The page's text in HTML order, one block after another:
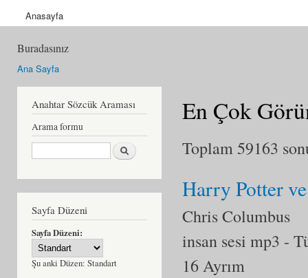
Anasayfa
Buradasınız
Ana Sayfa
Anahtar Sözcük Araması
Arama formu
Ara
Sayfa Düzeni
Sayfa Düzeni:
Şu anki Düzen: Standart
En Çok
Toplam 59163
Harry Potter ve
Chris Columbus
insan sesi mp3 -
16 Ayrım